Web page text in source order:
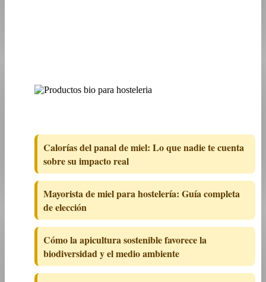
Calorías del panal de miel: Lo que nadie te cuenta
sobre su impacto real
Mayorista de miel para hostelería: Guía completa
de elección
Cómo la apicultura sostenible favorece la
biodiversidad y el medio ambiente